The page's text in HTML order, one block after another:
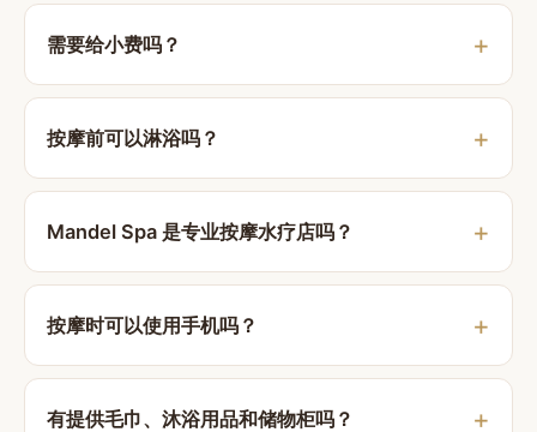
需要给小费吗？
按摩前可以淋浴吗？
Mandel Spa 是专业按摩水疗店吗？
按摩时可以使用手机吗？
有提供毛巾、沐浴用品和储物柜吗？